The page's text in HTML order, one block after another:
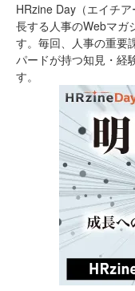
HRzine Day（エイチ
長する人事のWebマガ
す。毎回、人事の重要
パードが持つ知見・経
す。